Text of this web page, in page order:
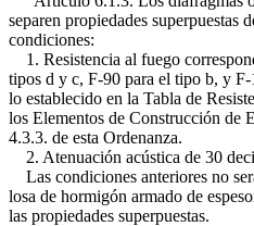
separen propiedades superpuestas
condiciones:
1. Resistencia al fuego
tipos d y c, F-90 para el tipo b, y
lo establecido en la Tabla de
los Elementos de Construcción de
4.3.3. de esta Ordenanza.
2. Atenuación acústica de 30
Las condiciones anteriores no
losa de hormigón armado de
las propiedades superpuestas.